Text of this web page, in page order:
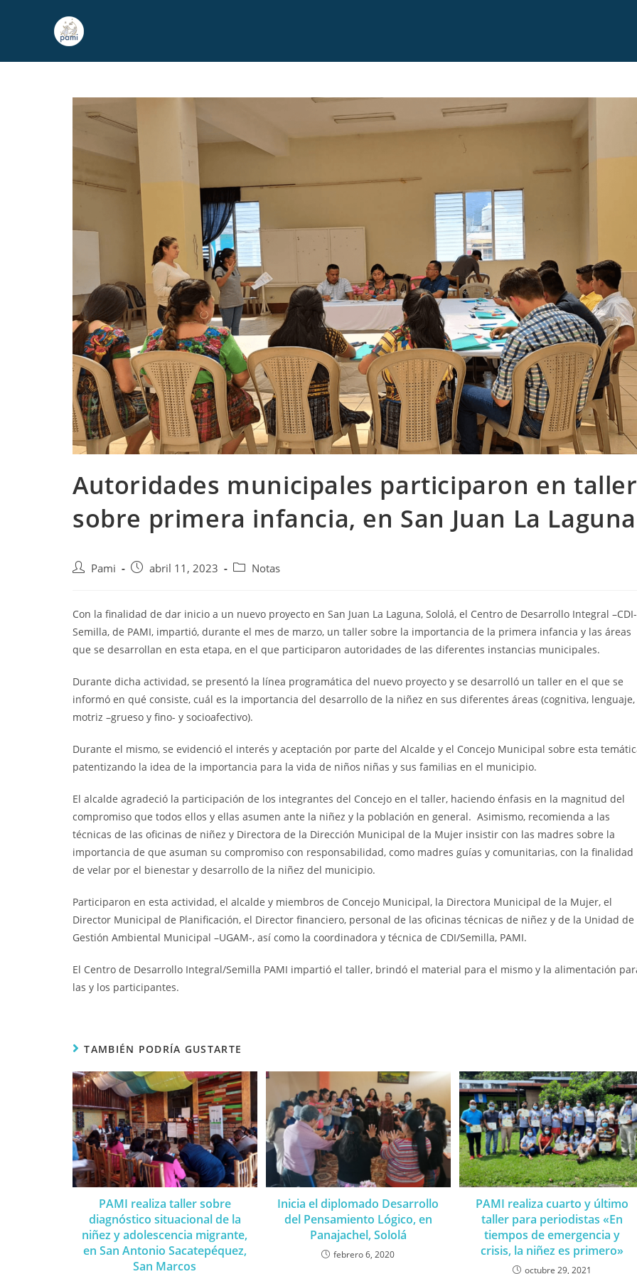
Autoridades municipales participaron en taller
sobre primera infancia, en San Juan La Laguna
Pami abril 11, 2023 Notas
Con la finalidad de dar inicio a un nuevo proyecto en San Juan La Laguna, Sololá, el Centro de Desarrollo Integral –CDI-
Semilla, de PAMI, impartió, durante el mes de marzo, un taller sobre la importancia de la primera infancia y las áreas
que se desarrollan en esta etapa, en el que participaron autoridades de las diferentes instancias municipales.
Durante dicha actividad, se presentó la línea programática del nuevo proyecto y se desarrolló un taller en el que se
informó en qué consiste, cuál es la importancia del desarrollo de la niñez en sus diferentes áreas (cognitiva, lenguaje,
motriz –grueso y fino- y socioafectivo).
Durante el mismo, se evidenció el interés y aceptación por parte del Alcalde y el Concejo Municipal sobre esta
patentizando la idea de la importancia para la vida de niños niñas y sus familias en el municipio.
El alcalde agradeció la participación de los integrantes del Concejo en el taller, haciendo énfasis en la magnitud del
compromiso que todos ellos y ellas asumen ante la niñez y la población en general. Asimismo, recomienda a las
técnicas de las oficinas de niñez y Directora de la Dirección Municipal de la Mujer insistir con las madres sobre la
importancia de que asuman su compromiso con responsabilidad, como madres guías y comunitarias, con la finalidad
de velar por el bienestar y desarrollo de la niñez del municipio.
Participaron en esta actividad, el alcalde y miembros de Concejo Municipal, la Directora Municipal de la Mujer, el
Director Municipal de Planificación, el Director financiero, personal de las oficinas técnicas de niñez y de la Unidad de
Gestión Ambiental Municipal –UGAM-, así como la coordinadora y técnica de CDI/Semilla, PAMI.
El Centro de Desarrollo Integral/Semilla PAMI impartió el taller, brindó el material para el mismo y la alimentación
las y los participantes.
TAMBIÉN PODRÍA GUSTARTE
PAMI realiza taller sobre
diagnóstico situacional de la
niñez y adolescencia migrante,
en San Antonio Sacatepéquez,
San Marcos
Inicia el diplomado Desarrollo
del Pensamiento Lógico, en
Panajachel, Sololá
febrero 6, 2020
PAMI realiza cuarto y último
taller para periodistas «En
tiempos de emergencia y
crisis, la niñez es primero»
octubre 29, 2021